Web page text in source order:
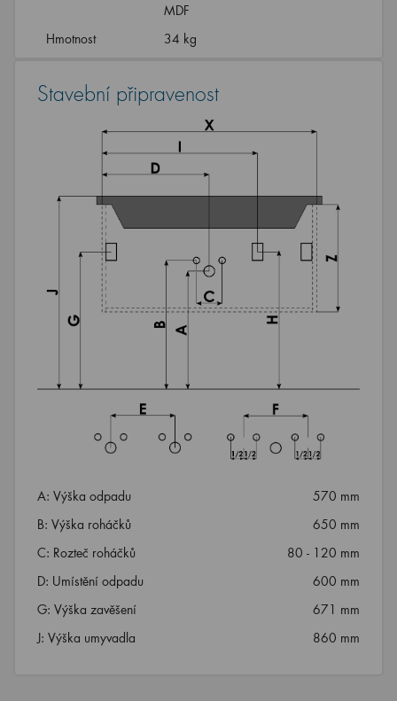
MDF
Hmotnost
34 kg
Stavební připravenost
A: Výška odpadu
570 mm
B: Výška roháčků
650 mm
C: Rozteč roháčků
80 - 120 mm
D: Umístění odpadu
600 mm
G: Výška zavěšení
671 mm
J: Výška umyvadla
860 mm